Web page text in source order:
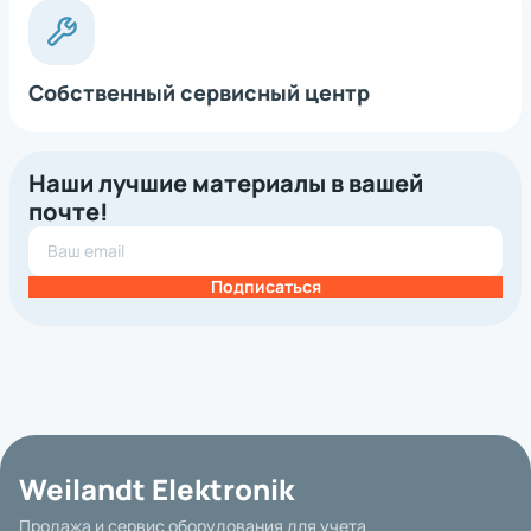
Собственный сервисный центр
Наши лучшие материалы в вашей
почте!
Подписаться
Weilandt Elektronik
Продажа и сервис оборудования для учета